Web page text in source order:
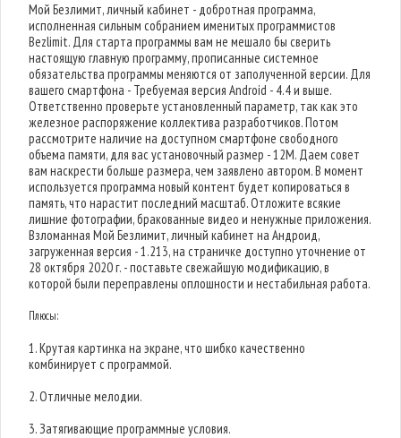
Мой Безлимит, личный кабинет - добротная программа,
исполненная сильным собранием именитых программистов
Bezlimit. Для старта программы вам не мешало бы сверить
настоящую главную программу, прописанные системное
обязательства программы меняются от заполученной версии. Для
вашего смартфона - Требуемая версия Android - 4.4 и выше.
Ответственно проверьте установленный параметр, так как это
железное распоряжение коллектива разработчиков. Потом
рассмотрите наличие на доступном смартфоне свободного
объема памяти, для вас установочный размер - 12M. Даем совет
вам наскрести больше размера, чем заявлено автором. В момент
используется программа новый контент будет копироваться в
память, что нарастит последний масштаб. Отложите всякие
лишние фотографии, бракованные видео и ненужные приложения.
Взломанная Мой Безлимит, личный кабинет на Андроид,
загруженная версия - 1.213, на страничке доступно уточнение от
28 октября 2020 г. - поставьте свежайшую модификацию, в
которой были переправлены оплошности и нестабильная работа.
Плюсы:
1. Крутая картинка на экране, что шибко качественно
комбинирует с программой.
2. Отличные мелодии.
3. Затягивающие программные условия.